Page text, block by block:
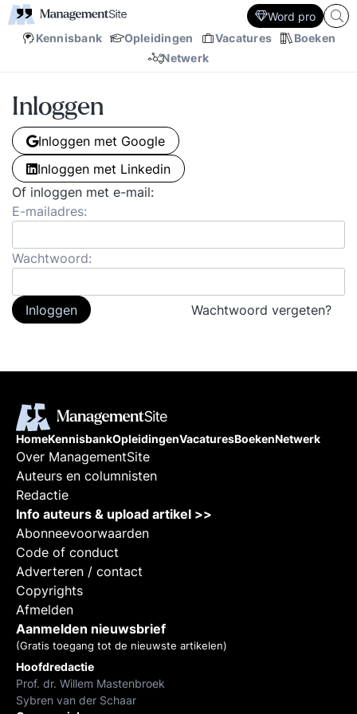
Kennisbank Opleidingen Vacatures
Boeken
Netwerk
Word pro
Inloggen
Inloggen met Google
Inloggen met Linkedin
Of inloggen met e-mail:
E-mailadres:
Wachtwoord:
Inloggen Wachtwoord vergeten?
HomeKennisbankOpleidingenVacaturesBoekenNetwerk
Over ManagementSite
Auteurs en columnisten
Redactie
Info auteurs & upload artikel >>
Abonneevoorwaarden
Code of conduct
Adverteren / contact
Copyrights
Afmelden
Aanmelden nieuwsbrief
(Gratis toegang tot de nieuwste artikelen)
Hoofdredactie
Prof. dr. Willem Mastenbroek
Sybren van der Schaar